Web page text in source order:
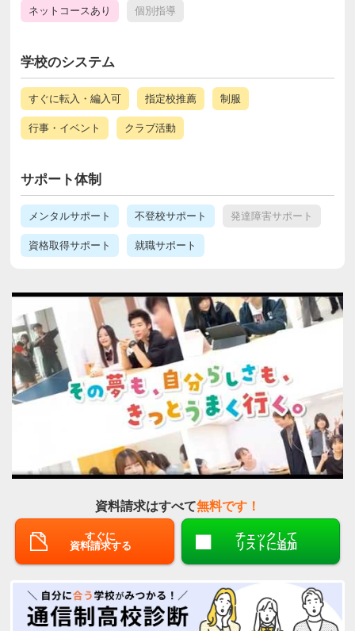
ネットコースあり 個別指導
学校のシステム
すぐに転入・編入可 指定校推薦 制服
行事・イベント クラブ活動
サポート体制
メンタルサポート 不登校サポート 発達障害サポート
資格取得サポート 就職サポート
資料請求はすべて無料です！
すぐに
資料請求する
チェックして
リストに追加